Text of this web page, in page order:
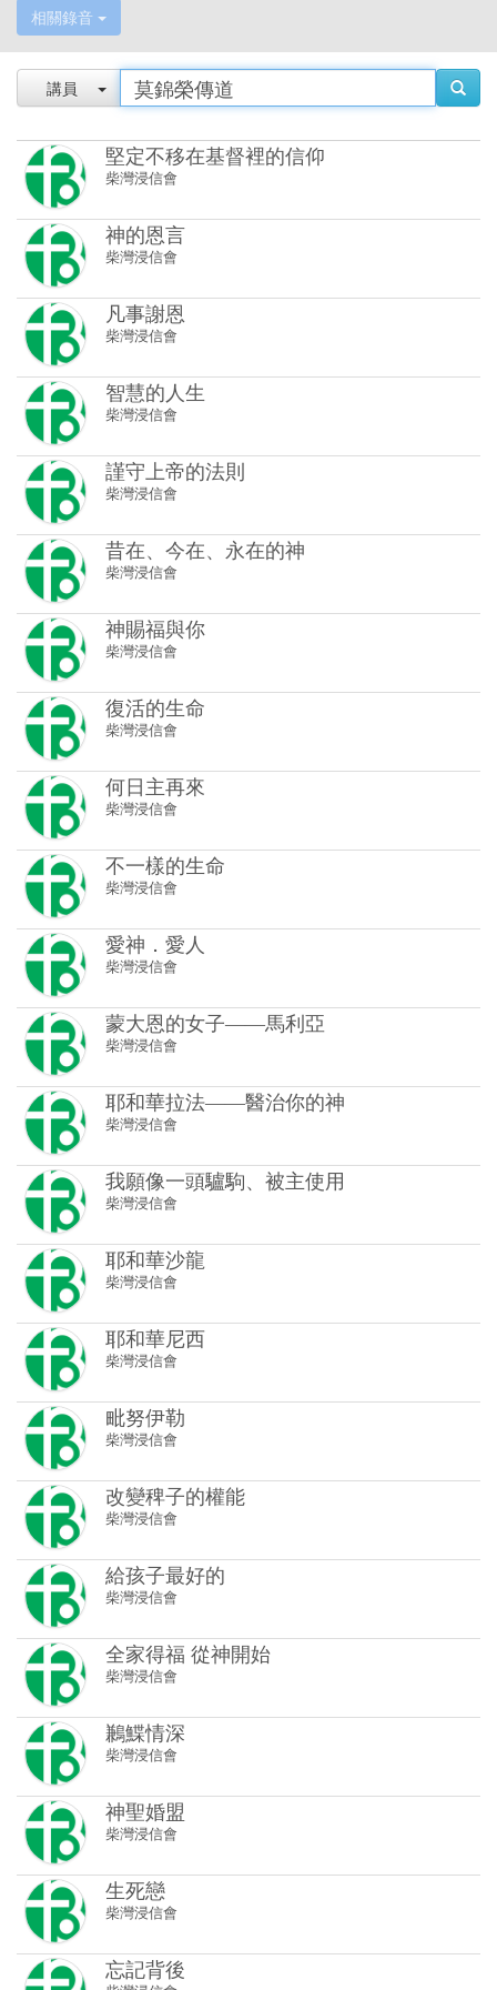
相關錄音
講員
堅定不移在基督裡的信仰
柴灣浸信會
神的恩言
柴灣浸信會
凡事謝恩
柴灣浸信會
智慧的人生
柴灣浸信會
謹守上帝的法則
柴灣浸信會
昔在、今在、永在的神
柴灣浸信會
神賜福與你
柴灣浸信會
復活的生命
柴灣浸信會
何日主再來
柴灣浸信會
不一樣的生命
柴灣浸信會
愛神．愛人
柴灣浸信會
蒙大恩的女子——馬利亞
柴灣浸信會
耶和華拉法——醫治你的神
柴灣浸信會
我願像一頭驢駒、被主使用
柴灣浸信會
耶和華沙龍
柴灣浸信會
耶和華尼西
柴灣浸信會
毗努伊勒
柴灣浸信會
改變稗子的權能
柴灣浸信會
給孩子最好的
柴灣浸信會
全家得福 從神開始
柴灣浸信會
鶼鰈情深
柴灣浸信會
神聖婚盟
柴灣浸信會
生死戀
柴灣浸信會
忘記背後